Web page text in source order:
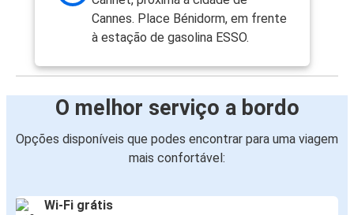
Cannes. Place Bénidorm, em frente
à estação de gasolina ESSO.
O melhor serviço a bordo
Opções disponíveis que podes encontrar para uma viagem
mais confortável:
Wi-Fi grátis